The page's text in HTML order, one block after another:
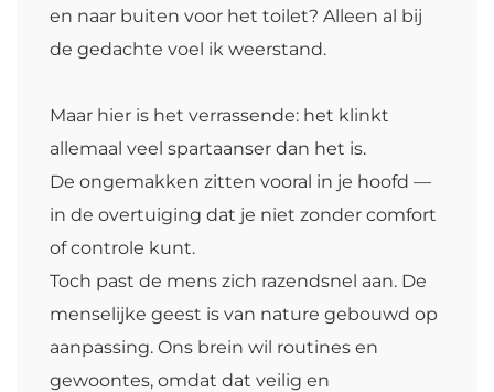
en naar buiten voor het toilet? Alleen al bij
de gedachte voel ik weerstand.
Maar hier is het verrassende: het klinkt
allemaal veel spartaanser dan het is.
De ongemakken zitten vooral in je hoofd —
in de overtuiging dat je niet zonder comfort
of controle kunt.
Toch past de mens zich razendsnel aan. De
menselijke geest is van nature gebouwd op
aanpassing. Ons brein wil routines en
gewoontes, omdat dat veilig en